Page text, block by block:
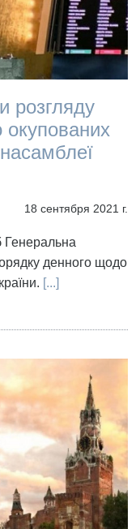
розгляду
18 сентября 2021 г.
Генеральна
денного щодо
[...]